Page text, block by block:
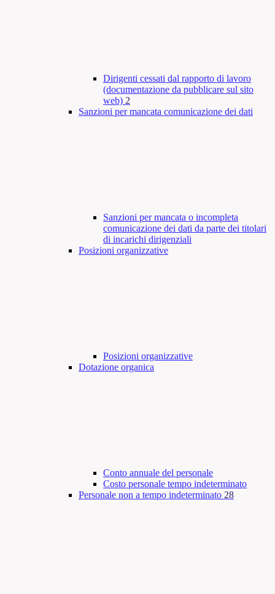
Dirigenti cessati dal rapporto di lavoro
(documentazione da pubblicare sul sito
web) 2
Sanzioni per mancata comunicazione dei dati
Sanzioni per mancata o incompleta
comunicazione dei dati da parte dei titolari
di incarichi dirigenziali
Posizioni organizzative
Posizioni organizzative
Dotazione organica
Conto annuale del personale
Costo personale tempo indeterminato
Personale non a tempo indeterminato 28